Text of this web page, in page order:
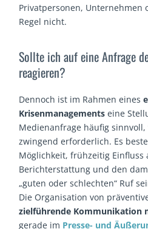
Privatpersonen, Unternehmen
Regel nicht.
Sollte ich auf eine Anfrage
reagieren?
Dennoch ist im Rahmen eines
Krisenmanagements eine
Medienanfrage häufig
zwingend erforderlich. Es
Möglichkeit, frühzeitig
Berichterstattung und den
„guten oder schlechten“ Ruf
Die Organisation von
zielführende Kommunikation
gerade im Presse- und